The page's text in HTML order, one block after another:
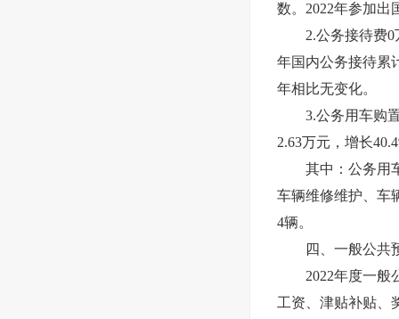
数。2022年参加出
2.公务接待费0万
年国内公务接待累
年相比无变化。
3.公务用车购置
2.63万元，增长
其中：公务用车
车辆维修维护、车
4辆。
四、一般公共预
2022年度一般公
工资、津贴补贴、